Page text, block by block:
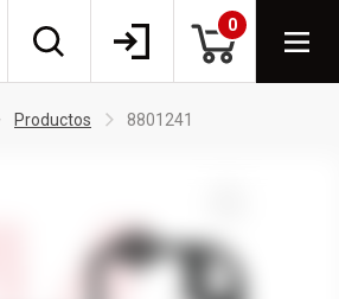
0
Productos 8801241